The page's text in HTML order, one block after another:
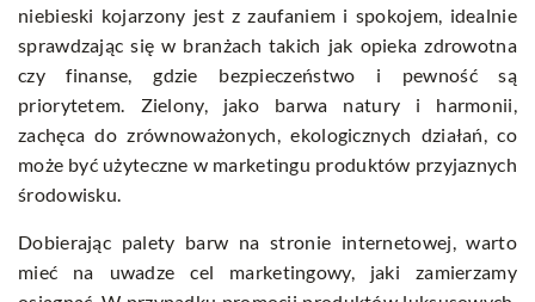
niebieski kojarzony jest z zaufaniem i spokojem, idealnie
sprawdzając się w branżach takich jak opieka zdrowotna
czy finanse, gdzie bezpieczeństwo i pewność są
priorytetem. Zielony, jako barwa natury i harmonii,
zachęca do zrównoważonych, ekologicznych działań, co
może być użyteczne w marketingu produktów przyjaznych
środowisku.
Dobierając palety barw na stronie internetowej, warto
mieć na uwadze cel marketingowy, jaki zamierzamy